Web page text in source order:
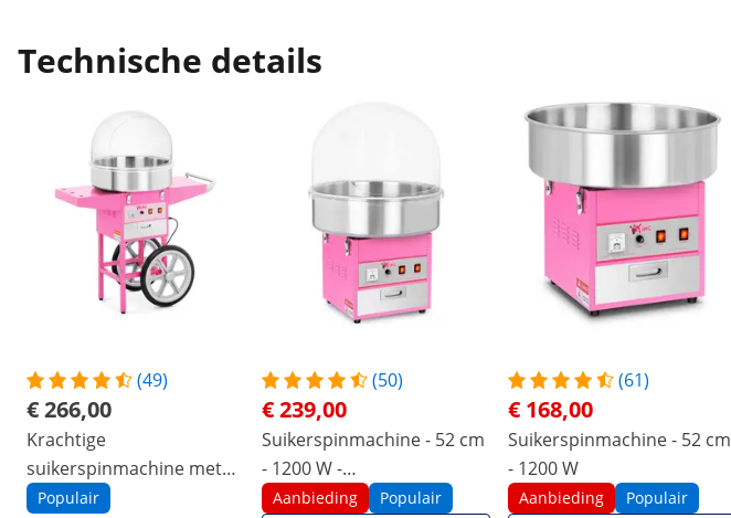
Technische details
(49)
€ 266,00
Krachtige
suikerspinmachine met
roestvrijstalen kom en
Populair
(50)
€ 239,00
Suikerspinmachine - 52 cm
- 1200 W -
Spatbescherming
Aanbieding Populair
(61)
€ 168,00
Suikerspinmachine - 52 cm
- 1200 W
Aanbieding Populair